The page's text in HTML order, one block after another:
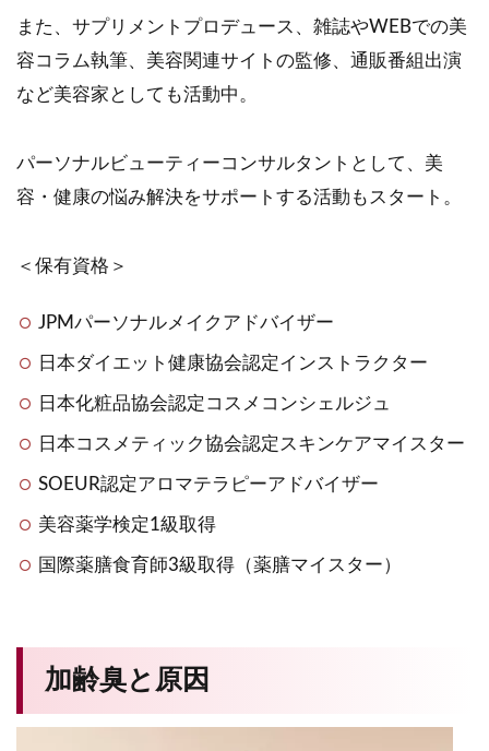
また、サプリメントプロデュース、雑誌やWEBでの美
容コラム執筆、美容関連サイトの監修、通販番組出演
など美容家としても活動中。
パーソナルビューティーコンサルタントとして、美
容・健康の悩み解決をサポートする活動もスタート。
＜保有資格＞
JPMパーソナルメイクアドバイザー
日本ダイエット健康協会認定インストラクター
日本化粧品協会認定コスメコンシェルジュ
日本コスメティック協会認定スキンケアマイスター
SOEUR認定アロマテラピーアドバイザー
美容薬学検定1級取得
国際薬膳食育師3級取得（薬膳マイスター）
加齢臭と原因